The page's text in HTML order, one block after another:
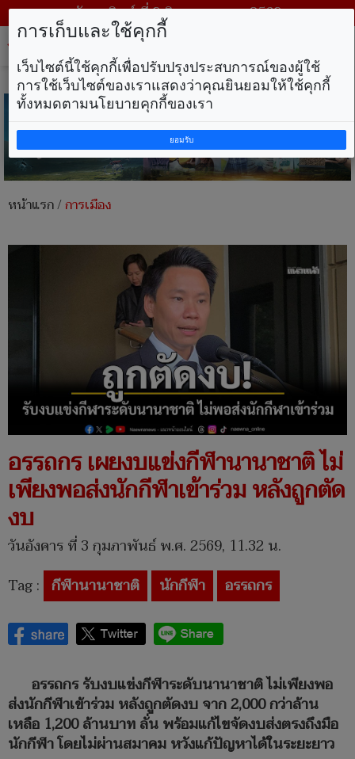
วันอาทิตย์ ที่ 9 สิงหาคม พ.ศ. 2569
หน้าแรก/การเมือง
อรรถกร เผยงบแข่งกีฬานานาชาติ ไม่
เพียงพอส่งนักกีฬาเข้าร่วม หลังถูกตัด
งบ
วันอังคาร ที่ 3 กุมภาพันธ์ พ.ศ. 2569, 11.32 น.
Tag : กีฬานานาชาติ นักกีฬา อรรถกร
อรรถกร รับงบแข่งกีฬาระดับนานาชาติ ไม่เพียงพอ
ส่งนักกีฬาเข้าร่วม หลังถูกตัดงบ จาก 2,000 กว่าล้าน
เหลือ 1,200 ล้านบาท ลั่น พร้อมแก้ไขจัดงบส่งตรงถึงมือ
นักกีฬา โดยไม่ผ่านสมาคม หวังแก้ปัญหาได้ในระยะยาว
การเก็บและใช้คุกกี้
เว็บไซต์นี้ใช้คุกกี้เพื่อปรับปรุงประสบการณ์ของผู้ใช้
การใช้เว็บไซต์ของเราแสดงว่าคุณยินยอมให้ใช้คุกกี้
ทั้งหมดตามนโยบายคุกกี้ของเรา
ยอมรับ